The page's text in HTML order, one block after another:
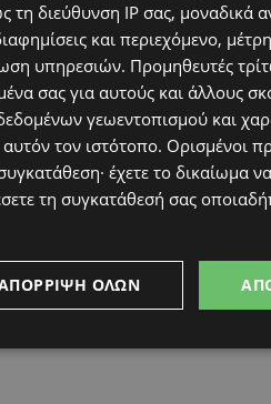
διεύθυνση IP σας, μοναδικά
και περιεχόμενο,
υπηρεσιών. Προμηθευτές
σας για αυτούς και άλλους
γεωεντοπισμού και
τον ιστότοπο. Ορισμένοι
έχετε το δικαίωμα να
τη συγκατάθεσή σας
ΌΛΩΝ